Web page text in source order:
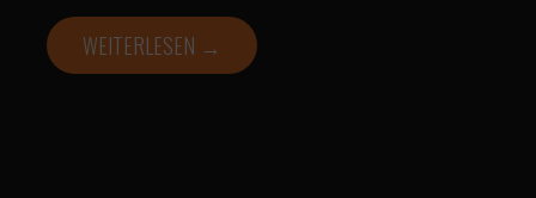
WEITERLESEN →